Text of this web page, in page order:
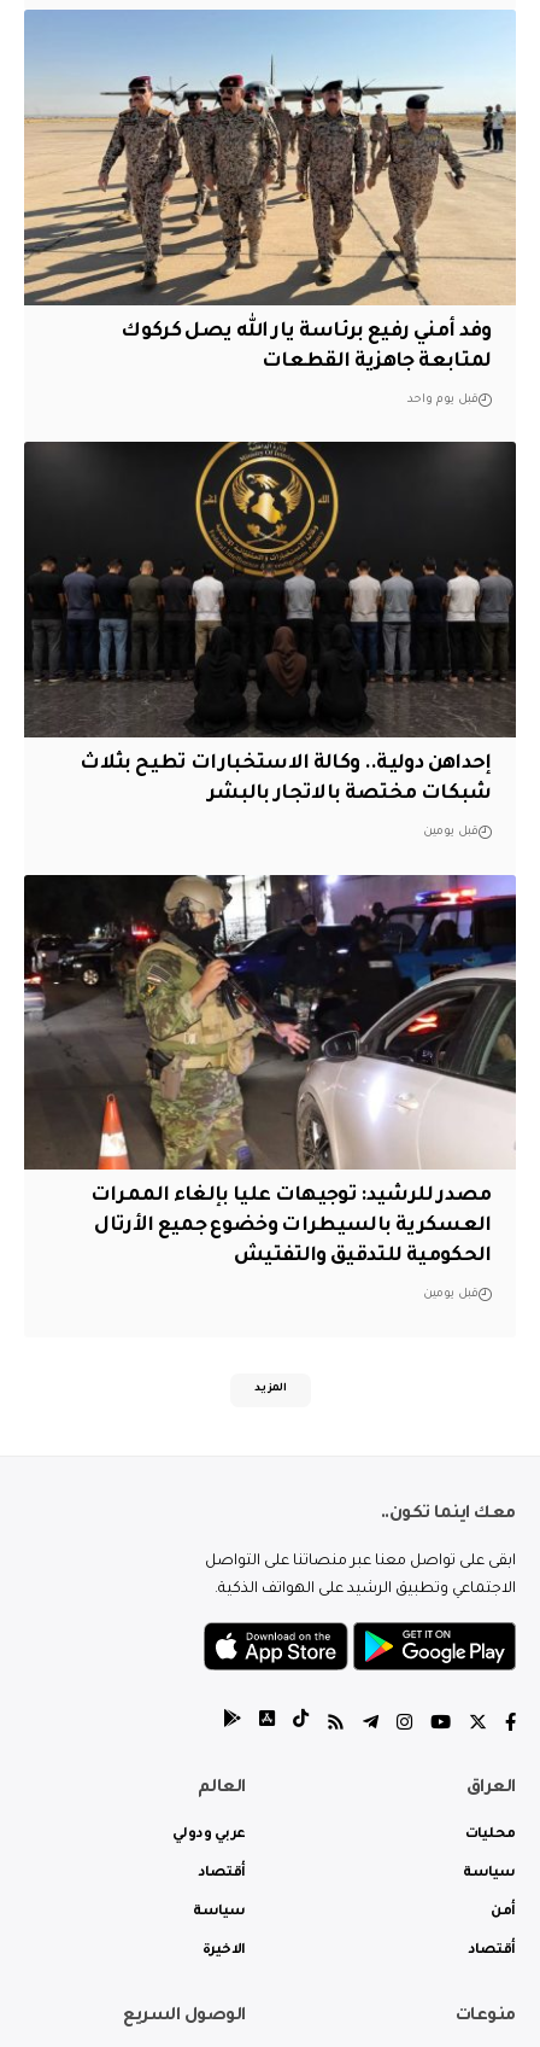
وفد أمني رفيع برئاسة يار الله يصل كركوك
لمتابعة جاهزية القطعات
قبل يوم واحد
إحداهن دولية.. وكالة الاستخبارات تطيح بثلاث
شبكات مختصة بالاتجار بالبشر
قبل يومين
مصدر للرشيد: توجيهات عليا بإلغاء الممرات
العسكرية بالسيطرات وخضوع جميع الأرتال
الحكومية للتدقيق والتفتيش
قبل يومين
المزيد
معك اينما تكون..
ابقى على تواصل معنا عبر منصاتنا على التواصل
الاجتماعي وتطبيق الرشيد على الهواتف الذكية.
العراق
محليات
سياسة
أمن
أقتصاد
العالم
عربي ودولي
أقتصاد
سياسة
الاخيرة
منوعات الوصول السريع